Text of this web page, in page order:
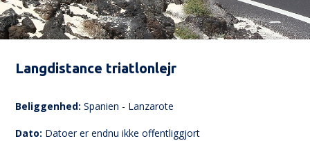
Langdistance triatlonlejr
Beliggenhed: Spanien - Lanzarote
Dato: Datoer er endnu ikke offentliggjort